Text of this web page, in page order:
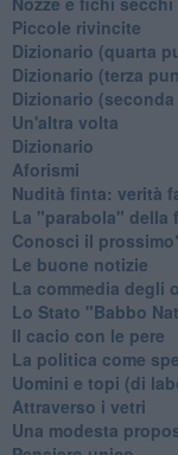
Piccole rivincite
​Dizionario (quarta
​Dizionario (terza
​Dizionario
Un'altra volta
Dizionario
Aforismi
Nudità finta: verità
La "parabola" della
Conosci il
Le buone notizie
La commedia degli
Lo Stato "Babbo
Il cacio con le pere
La politica come
Uomini e topi (di
Attraverso i vetri
Una modesta